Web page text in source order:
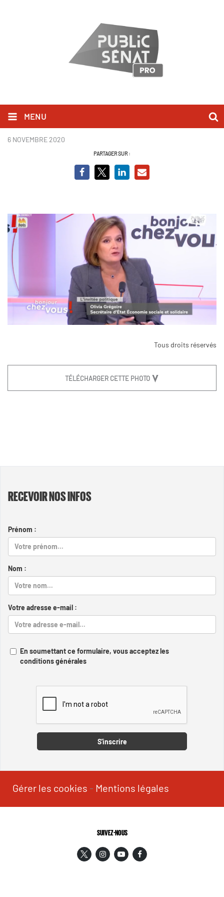
MENU
olivia grégoire BCV.PNG
6 NOVEMBRE 2020
PARTAGER SUR :
Tous droits réservés
TÉLÉCHARGER CETTE PHOTO
RECEVOIR NOS INFOS
Prénom :
Nom :
Votre adresse e-mail :
En soumettant ce formulaire, vous acceptez les
conditions générales
S'inscrire
Gérer les cookies - Mentions légales
SUIVEZ-NOUS